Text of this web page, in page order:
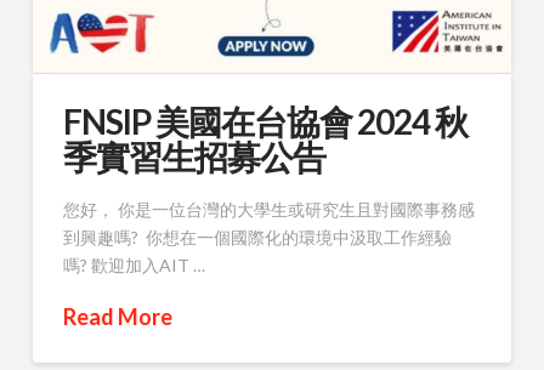
FNSIP 美國在台協會 2024 秋
季實習生招募公告
您好， 你是一位台灣的大學生或研究生且對國際事務感
到興趣嗎? 你想在一個國際化的環境中汲取工作經驗
嗎? 歡迎加入AIT …
Read More